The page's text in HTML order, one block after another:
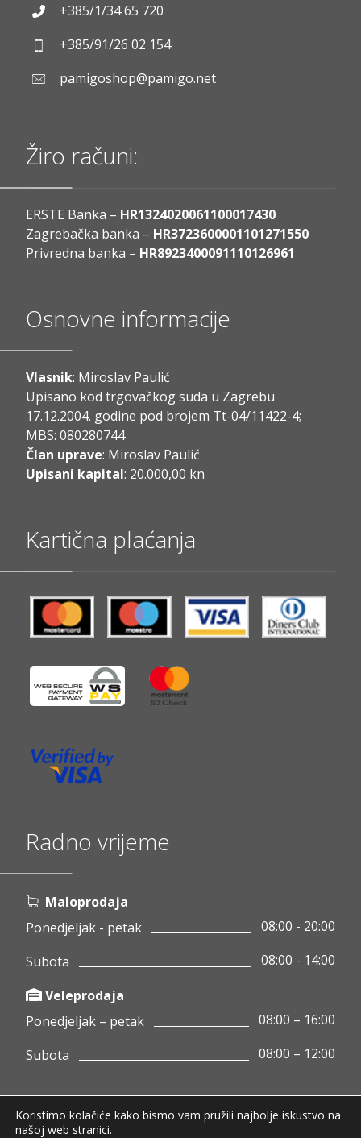
+385/1/34 65 720
+385/91/26 02 154
pamigoshop@pamigo.net
Žiro računi:
ERSTE Banka – HR1324020061100017430
Zagrebačka banka – HR3723600001101271550
Privredna banka – HR8923400091110126961
Osnovne informacije
Vlasnik: Miroslav Paulić
Upisano kod trgovačkog suda u Zagrebu
17.12.2004. godine pod brojem Tt-04/11422-4;
MBS: 080280744
Član uprave: Miroslav Paulić
Upisani kapital: 20.000,00 kn
Kartična plaćanja
Radno vrijeme
Maloprodaja
Ponedjeljak - petak
08:00 - 20:00
Subota
08:00 - 14:00
Veleprodaja
Ponedjeljak – petak
08:00 – 16:00
Subota
08:00 – 12:00
Copyright © 2020 Pamigo d.o.o.
Koristimo kolačiće kako bismo vam pružili najbolje iskustvo na
našoj web stranici.